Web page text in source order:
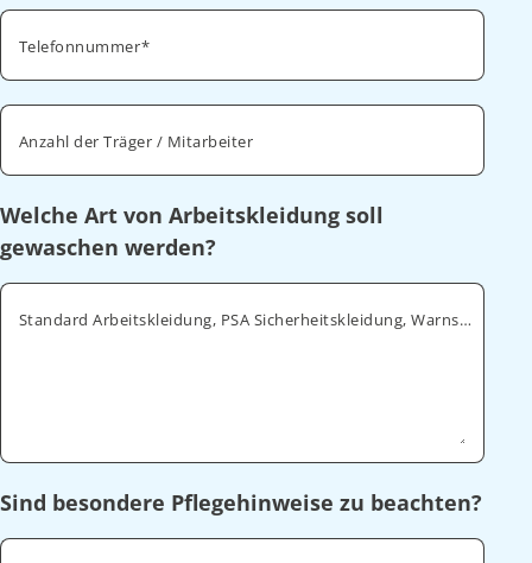
Telefonnummer
Anzahl der Träger / Mitarbeiter
Welche Art von Arbeitskleidung soll
gewaschen werden?
Standard Arbeitskleidung, PSA Sicherheitskleidung, Warnschutz, ESD
Sind besondere Pflegehinweise zu beachten?